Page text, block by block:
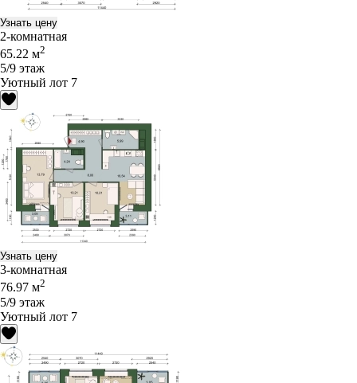
Узнать цену
2-комнатная
65.22 м2
5/9 этаж
Уютный лот 7
Узнать цену
3-комнатная
76.97 м2
5/9 этаж
Уютный лот 7